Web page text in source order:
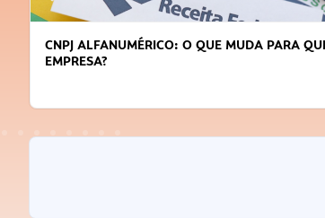
DICAS PARA OBTER CRÉDITO